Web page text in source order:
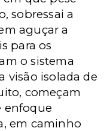
sobressai a
aguçar a
para os
o sistema
visão isolada de
começam
enfoque
em caminho